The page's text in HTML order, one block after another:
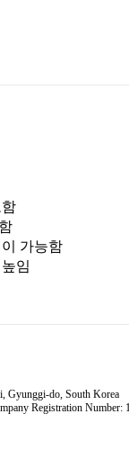
가능함
임
Gyunggi-do, South Korea
Registration Number: